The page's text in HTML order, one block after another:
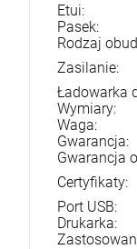
Etui:
Pasek:
Rodzaj
Zasilanie:
Ładowarka
Wymiary:
Waga:
Gwarancja:
Gwarancja
Certyfikaty:
Port USB:
Drukarka: